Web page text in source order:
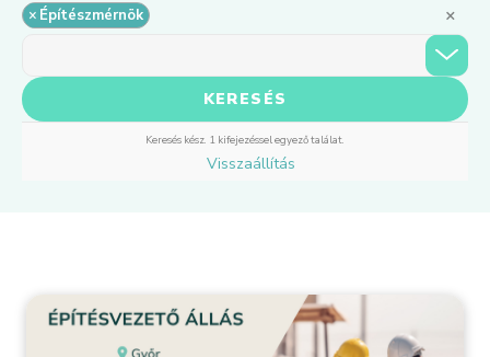
×
× Építészmérnök
Keresés kész. 1 kifejezéssel egyező találat.
Visszaállítás